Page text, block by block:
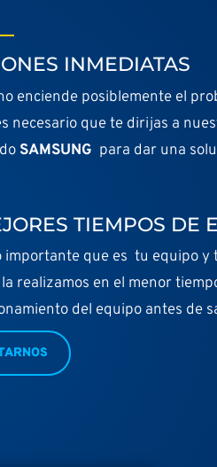
INMEDIATAS
enciende posiblemente el
necesario que te dirijas a
SAMSUNG para dar una
TIEMPOS DE
importante que es tu equipo y
realizamos en el menor
del equipo antes de